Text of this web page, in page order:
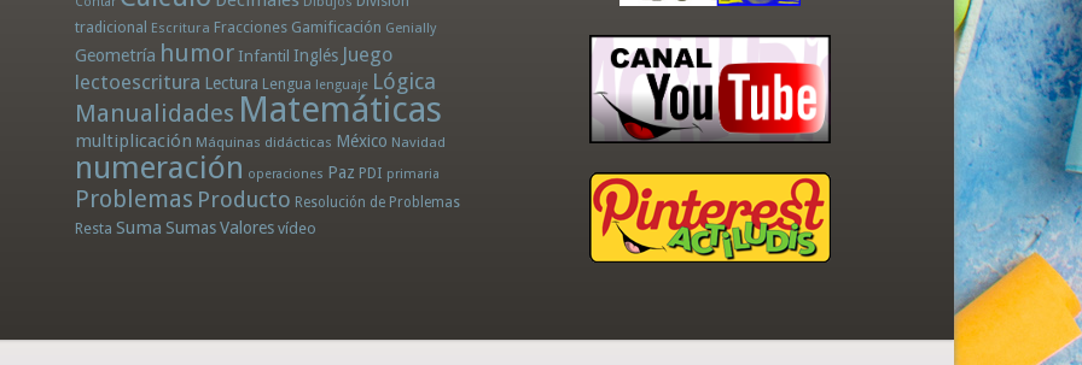
tradicional Escritura Fracciones Gamificación Genially
Geometría humor Infantil Inglés Juego
lectoescritura Lectura Lengua lenguaje Lógica
Manualidades Matemáticas
multiplicación Máquinas didácticas México Navidad
numeración operaciones Paz PDI primaria
Problemas Producto Resolución de Problemas
Resta Suma SumasValores vídeo